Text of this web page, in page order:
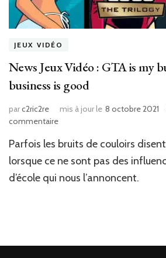
JEUX VIDÉO
News Jeux Vidéo : GTA is my
business is good
parc2ric2re mis à jour le 8 octobre 2021
commentairesur
Jeux
Vidéo
GTA
my
Parfois les bruits de couloirs
lorsque ce ne sont pas des
d’école qui nous l’annoncent.